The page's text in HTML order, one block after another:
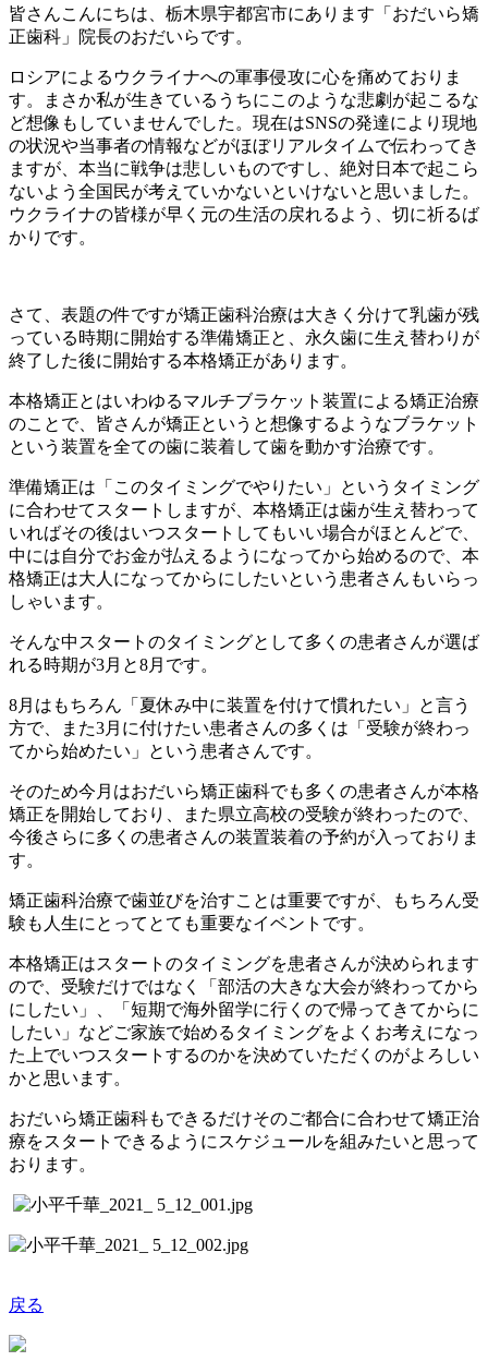
皆さんこんにちは、栃木県宇都宮市にあります「おだいら矯
正歯科」院長のおだいらです。
ロシアによるウクライナへの軍事侵攻に心を痛めておりま
す。まさか私が生きているうちにこのような悲劇が起こるな
ど想像もしていませんでした。現在はSNSの発達により現地
の状況や当事者の情報などがほぼリアルタイムで伝わってき
ますが、本当に戦争は悲しいものですし、絶対日本で起こら
ないよう全国民が考えていかないといけないと思いました。
ウクライナの皆様が早く元の生活の戻れるよう、切に祈るば
かりです。
さて、表題の件ですが矯正歯科治療は大きく分けて乳歯が残
っている時期に開始する準備矯正と、永久歯に生え替わりが
終了した後に開始する本格矯正があります。
本格矯正とはいわゆるマルチブラケット装置による矯正治療
のことで、皆さんが矯正というと想像するようなブラケット
という装置を全ての歯に装着して歯を動かす治療です。
準備矯正は「このタイミングでやりたい」というタイミング
に合わせてスタートしますが、本格矯正は歯が生え替わって
いればその後はいつスタートしてもいい場合がほとんどで、
中には自分でお金が払えるようになってから始めるので、本
格矯正は大人になってからにしたいという患者さんもいらっ
しゃいます。
そんな中スタートのタイミングとして多くの患者さんが選ば
れる時期が3月と8月です。
8月はもちろん「夏休み中に装置を付けて慣れたい」と言う
方で、また3月に付けたい患者さんの多くは「受験が終わっ
てから始めたい」という患者さんです。
そのため今月はおだいら矯正歯科でも多くの患者さんが本格
矯正を開始しており、また県立高校の受験が終わったので、
今後さらに多くの患者さんの装置装着の予約が入っておりま
す。
矯正歯科治療で歯並びを治すことは重要ですが、もちろん受
験も人生にとってとても重要なイベントです。
本格矯正はスタートのタイミングを患者さんが決められます
ので、受験だけではなく「部活の大きな大会が終わってから
にしたい」、「短期で海外留学に行くので帰ってきてからに
したい」などご家族で始めるタイミングをよくお考えになっ
た上でいつスタートするのかを決めていただくのがよろしい
かと思います。
おだいら矯正歯科もできるだけそのご都合に合わせて矯正治
療をスタートできるようにスケジュールを組みたいと思って
おります。
戻る